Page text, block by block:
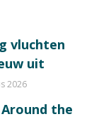
vluchten
uit
2026
the